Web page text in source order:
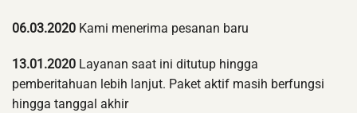
06.03.2020 Kami menerima pesanan baru
13.01.2020 Layanan saat ini ditutup hingga
pemberitahuan lebih lanjut. Paket aktif masih berfungsi
hingga tanggal akhir